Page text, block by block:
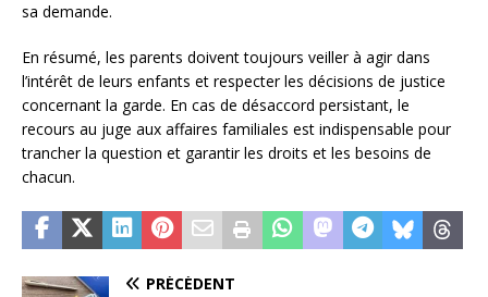
sa demande.
En résumé, les parents doivent toujours veiller à agir dans
l’intérêt de leurs enfants et respecter les décisions de justice
concernant la garde. En cas de désaccord persistant, le
recours au juge aux affaires familiales est indispensable pour
trancher la question et garantir les droits et les besoins de
chacun.
PRÉCÉDENT